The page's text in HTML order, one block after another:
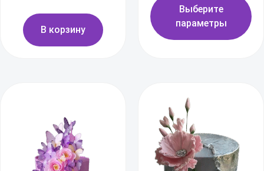
В корзину
Выберите
параметры